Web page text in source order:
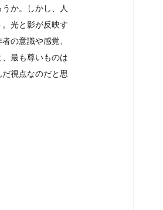
か。しかし、人
光と影が反映す
の意識や感覚、
最も尊いものは
視点なのだと思